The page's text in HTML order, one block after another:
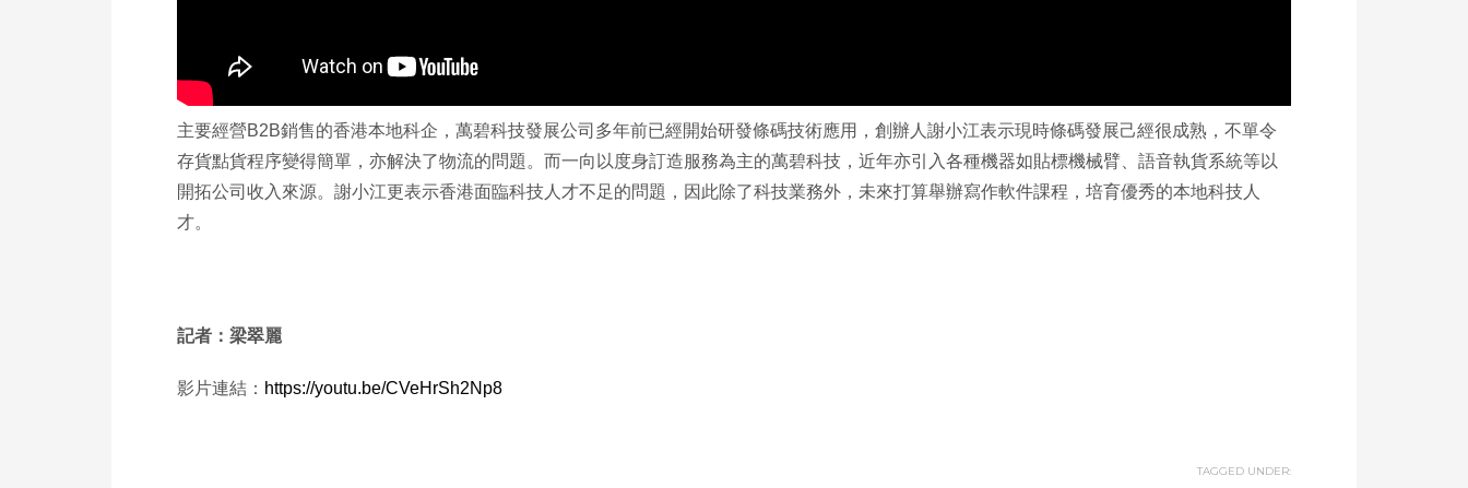
主要經營B2B銷售的香港本地科企，萬碧科技發展公司多年前已經開始研發條碼技術應用，創辦人謝小江表示現時條碼發展己經很成熟，不單令
存貨點貨程序變得簡單，亦解決了物流的問題。而一向以度身訂造服務為主的萬碧科技，近年亦引入各種機器如貼標機械臂、語音執貨系統等以
開拓公司收入來源。謝小江更表示香港面臨科技人才不足的問題，因此除了科技業務外，未來打算舉辦寫作軟件課程，培育優秀的本地科技人
才。
記者：梁翠麗
影片連結： https://youtu.be/CVeHrSh2Np8
TAGGED UNDER: